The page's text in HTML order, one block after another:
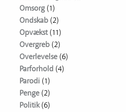
Omsorg(1)
Ondskab (2)
Opvækst(11)
Overgreb (2)
Overlevelse (6)
Parforhold (4)
Parodi (1)
Penge (2)
Politik(6)